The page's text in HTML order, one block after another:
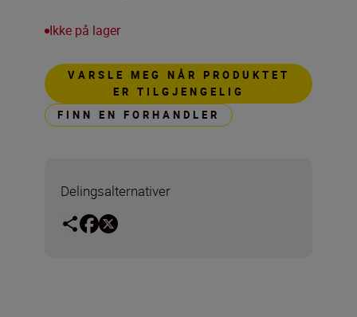
Ikke på lager
VARSLE MEG NÅR PRODUKTET
ER TILGJENGELIG
FINN EN FORHANDLER
Delingsalternativer